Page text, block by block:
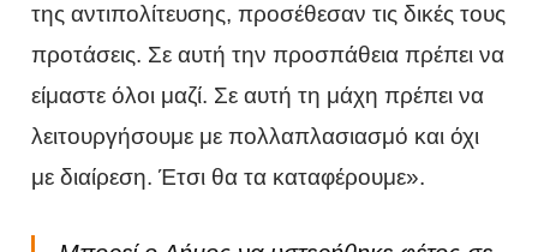
της αντιπολίτευσης, προσέθεσαν τις δικές τους
προτάσεις. Σε αυτή την προσπάθεια πρέπει να
είμαστε όλοι μαζί. Σε αυτή τη μάχη πρέπει να
λειτουργήσουμε με πολλαπλασιασμό και όχι
με διαίρεση. Έτσι θα τα καταφέρουμε».